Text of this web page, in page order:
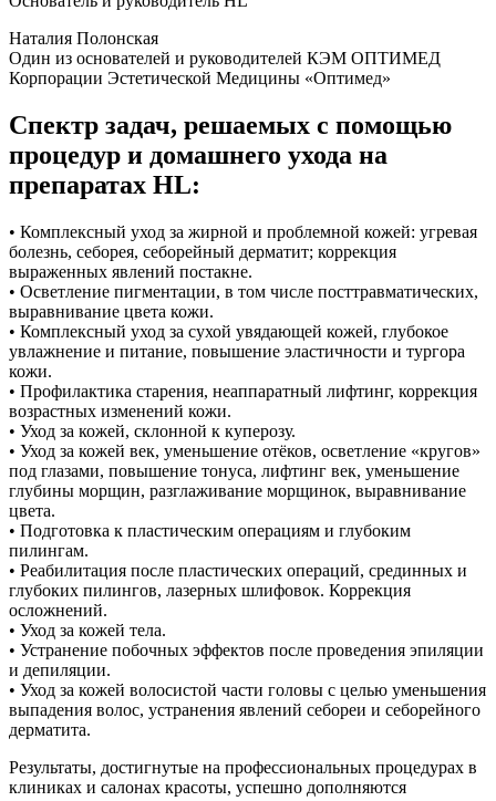
Наталия Полонская
Один из основателей и руководителей КЭМ ОПТИМЕД
Корпорации Эстетической Медицины «Оптимед»
Спектр задач, решаемых с помощью
процедур и домашнего ухода на
препаратах HL:
• Комплексный уход за жирной и проблемной кожей: угревая
болезнь, себорея, себорейный дерматит; коррекция
выраженных явлений постакне.
• Осветление пигментации, в том числе посттравматических,
выравнивание цвета кожи.
• Комплексный уход за сухой увядающей кожей, глубокое
увлажнение и питание, повышение эластичности и тургора
кожи.
• Профилактика старения, неаппаратный лифтинг, коррекция
возрастных изменений кожи.
• Уход за кожей, склонной к куперозу.
• Уход за кожей век, уменьшение отёков, осветление «кругов»
под глазами, повышение тонуса, лифтинг век, уменьшение
глубины морщин, разглаживание морщинок, выравнивание
цвета.
• Подготовка к пластическим операциям и глубоким
пилингам.
• Реабилитация после пластических операций, срединных и
глубоких пилингов, лазерных шлифовок. Коррекция
осложнений.
• Уход за кожей тела.
• Устранение побочных эффектов после проведения эпиляции
и депиляции.
• Уход за кожей волосистой части головы с целью уменьшения
выпадения волос, устранения явлений себореи и себорейного
дерматита.
Результаты, достигнутые на профессиональных процедурах в
клиниках и салонах красоты, успешно дополняются